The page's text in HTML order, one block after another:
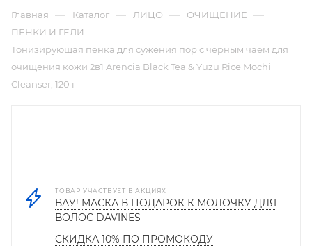
Главная — Каталог — ЛИЦО — ОЧИЩЕНИЕ —
ПЕНКИ И ГЕЛИ —
Тонизирующая пенка для сужения пор с черным чаем для
очищения кожи 2в1 Arencia Black Tea & Yuzu Rice Mochi
Cleanser, 120 г
ТОВАР УЧАСТВУЕТ В АКЦИЯХ
ВАУ! МАСКА В ПОДАРОК К МОЛОЧКУ ДЛЯ
ВОЛОС DAVINES
СКИДКА 10% ПО ПРОМОКОДУ